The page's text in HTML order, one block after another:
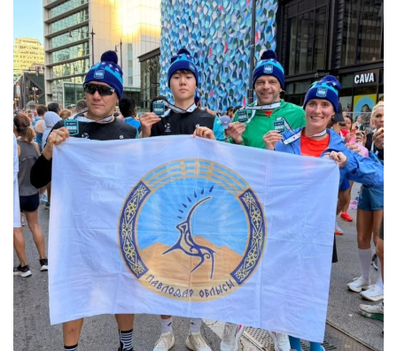
Спорт
ОЙЫН-САУЫҚ
АРНАЙЫ ЖОБА
OFFICIAL
Құрылтай
Тілді тандаңыз
Қазақша Русский